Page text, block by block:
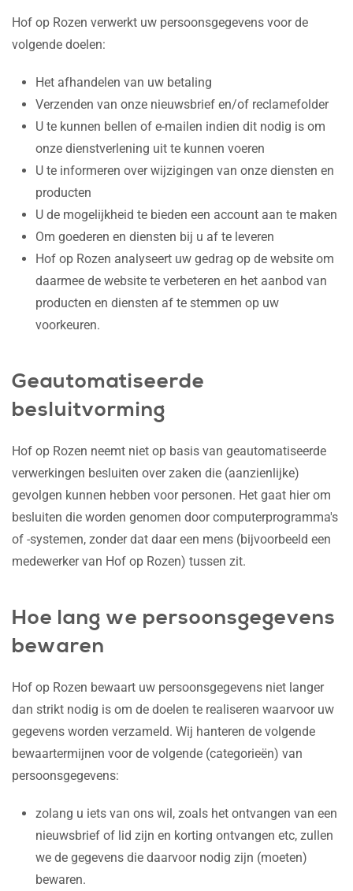
Hof op Rozen verwerkt uw persoonsgegevens voor de
volgende doelen:
Het afhandelen van uw betaling
Verzenden van onze nieuwsbrief en/of reclamefolder
U te kunnen bellen of e-mailen indien dit nodig is om
onze dienstverlening uit te kunnen voeren
U te informeren over wijzigingen van onze diensten en
producten
U de mogelijkheid te bieden een account aan te maken
Om goederen en diensten bij u af te leveren
Hof op Rozen analyseert uw gedrag op de website om
daarmee de website te verbeteren en het aanbod van
producten en diensten af te stemmen op uw
voorkeuren.
Geautomatiseerde
besluitvorming
Hof op Rozen neemt niet op basis van geautomatiseerde
verwerkingen besluiten over zaken die (aanzienlijke)
gevolgen kunnen hebben voor personen. Het gaat hier om
besluiten die worden genomen door computerprogramma's
of -systemen, zonder dat daar een mens (bijvoorbeeld een
medewerker van Hof op Rozen) tussen zit.
Hoe lang we persoonsgegevens
bewaren
Hof op Rozen bewaart uw persoonsgegevens niet langer
dan strikt nodig is om de doelen te realiseren waarvoor uw
gegevens worden verzameld. Wij hanteren de volgende
bewaartermijnen voor de volgende (categorieën) van
persoonsgegevens:
zolang u iets van ons wil, zoals het ontvangen van een
nieuwsbrief of lid zijn en korting ontvangen etc, zullen
we de gegevens die daarvoor nodig zijn (moeten)
bewaren.